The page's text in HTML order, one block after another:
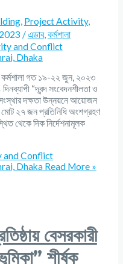
, Project Activity,
/এডাব,কর্মশালা
কর্মশালা গত ১৯-২২ জুন, ২০২৩
“দ্বন্দ সংবেদনশীলতা ও
সংস্থার দক্ষতা উন্নয়নে আয়োজন
২৭ জন প্রতিনিধি অংশগ্রহণ
থেকে দিক নির্দেশনামূলক
and Conflict
DhakaRead More »
বেসরকারী
শীর্ষক